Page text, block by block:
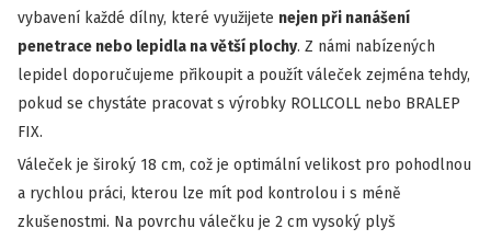
vybavení každé dílny, které využijete nejen při nanášení
penetrace nebo lepidla na větší plochy. Z námi nabízených
lepidel doporučujeme přikoupit a použít váleček zejména tehdy,
pokud se chystáte pracovat s výrobky ROLLCOLL nebo BRALEP
FIX.
Váleček je široký 18 cm, což je optimální velikost pro pohodlnou
a rychlou práci, kterou lze mít pod kontrolou i s méně
zkušenostmi. Na povrchu válečku je 2 cm vysoký plyš